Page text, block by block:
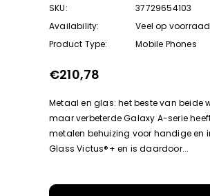
SKU:
37729654103
Availability:
Veel op voorraad
Product Type:
Mobile Phones
€210,78
Metaal en glas: het beste van beide
maar verbeterde Galaxy A-serie
metalen behuizing voor handige en
Glass Victus®+ en is daardoor...